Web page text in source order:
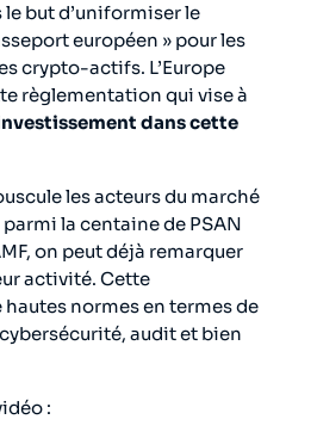
but d’uniformiser le
européen » pour les
crypto-actifs. L’Europe
règlementation qui vise à
dans cette
les acteurs du marché
la centaine de PSAN
on peut déjà remarquer
activité. Cette
normes en termes de
audit et bien
: